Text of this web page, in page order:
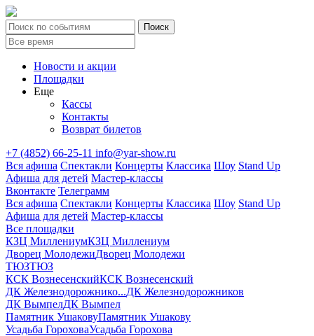
Новости и акции
Площадки
Еще
Кассы
Контакты
Возврат билетов
+7 (4852) 66-25-11 info@yar-show.ru
Вся афиша Спектакли Концерты Классика Шоу Stand Up
Афиша для детей Мастер-классы
Вконтакте Телеграмм
Вся афиша Спектакли Концерты Классика Шоу Stand Up
Афиша для детей Мастер-классы
Все площадки
КЗЦ МиллениумКЗЦ Миллениум
Дворец МолодежиДворец Молодежи
ТЮЗТЮЗ
КСК ВознесенскийКСК Вознесенский
ДК Железнодорожнико...ДК Железнодорожников
ДК ВымпелДК Вымпел
Памятник УшаковуПамятник Ушакову
Усадьба ГороховаУсадьба Горохова